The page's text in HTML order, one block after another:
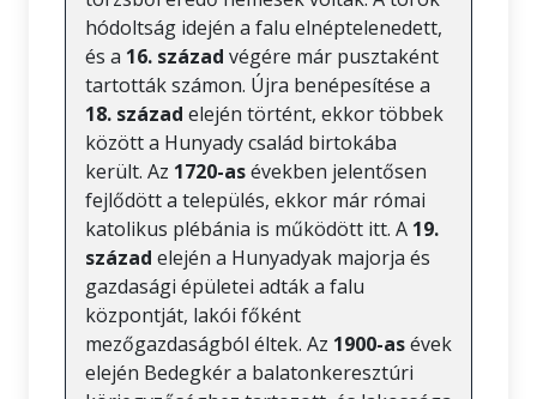
hódoltság idején a falu elnéptelenedett,
és a 16. század végére már pusztaként
tartották számon. Újra benépesítése a
18. század elején történt, ekkor többek
között a Hunyady család birtokába
került. Az 1720-asévekben jelentősen
fejlődött a település, ekkor már római
katolikus plébánia is működött itt. A 19.
század elején a Hunyadyak majorja és
gazdasági épületei adták a falu
központját, lakói főként
mezőgazdaságból éltek. Az 1900-asévek
elején Bedegkér a balatonkeresztúri